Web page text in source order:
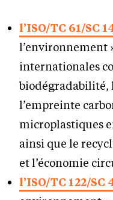
l’ISO/TC 61/SC
l’environnement
internationales
biodégradabilité,
l’empreinte
microplastiques
ainsi que le
et l’économie
l’ISO/TC 122/SC